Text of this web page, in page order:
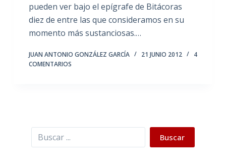
pueden ver bajo el epígrafe de Bitácoras
diez de entre las que consideramos en su
momento más sustanciosas.…
JUAN ANTONIO GONZÁLEZ GARCÍA 21 JUNIO 2012
4
COMENTARIOS
Buscar Buscar